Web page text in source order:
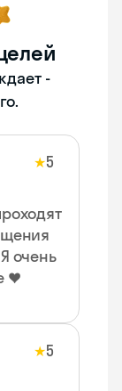
-
★5
очень
♥
★5